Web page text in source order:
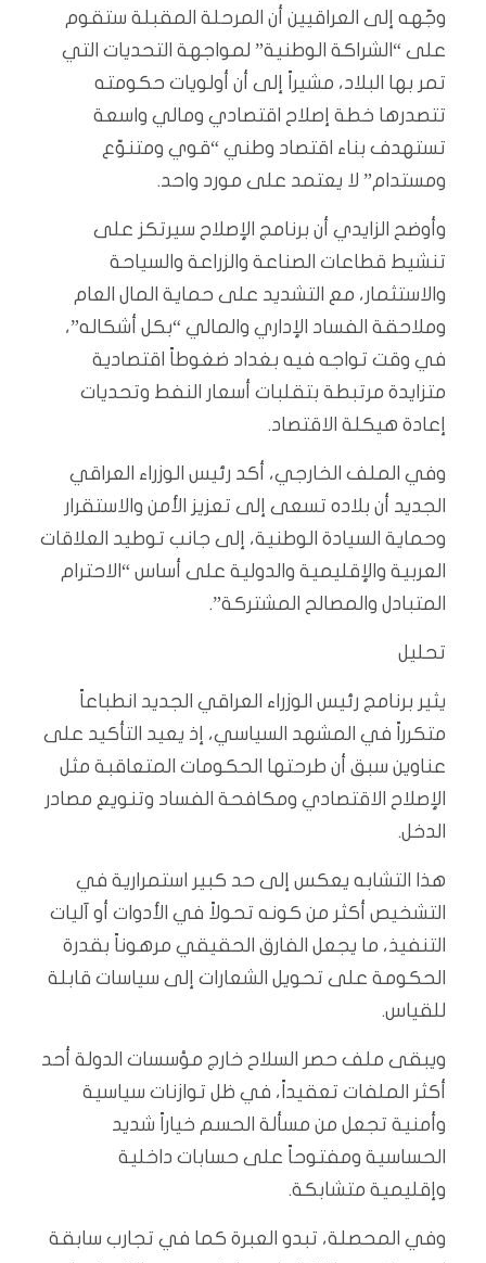
وجّهه إلى العراقيين أن المرحلة المقبلة ستقوم
على “الشراكة الوطنية” لمواجهة التحديات التي
تمر بها البلاد، مشيراً إلى أن أولويات حكومته
تتصدرها خطة إصلاح اقتصادي ومالي واسعة
تستهدف بناء اقتصاد وطني “قوي ومتنوّع
ومستدام” لا يعتمد على مورد واحد.
وأوضح الزايدي أن برنامج الإصلاح سيرتكز على
تنشيط قطاعات الصناعة والزراعة والسياحة
والاستثمار، مع التشديد على حماية المال العام
وملاحقة الفساد الإداري والمالي “بكل أشكاله”،
في وقت تواجه فيه بغداد ضغوطاً اقتصادية
متزايدة مرتبطة بتقلبات أسعار النفط وتحديات
إعادة هيكلة الاقتصاد.
وفي الملف الخارجي، أكد رئيس الوزراء العراقي
الجديد أن بلاده تسعى إلى تعزيز الأمن والاستقرار
وحماية السيادة الوطنية، إلى جانب توطيد العلاقات
العربية والإقليمية والدولية على أساس “الاحترام
المتبادل والمصالح المشتركة”.
تحليل
يثير برنامج رئيس الوزراء العراقي الجديد انطباعاً
متكرراً في المشهد السياسي، إذ يعيد التأكيد على
عناوين سبق أن طرحتها الحكومات المتعاقبة مثل
الإصلاح الاقتصادي ومكافحة الفساد وتنويع مصادر
الدخل.
هذا التشابه يعكس إلى حد كبير استمرارية في
التشخيص أكثر من كونه تحولاً في الأدوات أو آليات
التنفيذ، ما يجعل الفارق الحقيقي مرهوناً بقدرة
الحكومة على تحويل الشعارات إلى سياسات قابلة
للقياس.
ويبقى ملف حصر السلاح خارج مؤسسات الدولة أحد
أكثر الملفات تعقيداً، في ظل توازنات سياسية
وأمنية تجعل من مسألة الحسم خياراً شديد
الحساسية ومفتوحاً على حسابات داخلية
وإقليمية متشابكة.
وفي المحصلة، تبدو العبرة كما في تجارب سابقة